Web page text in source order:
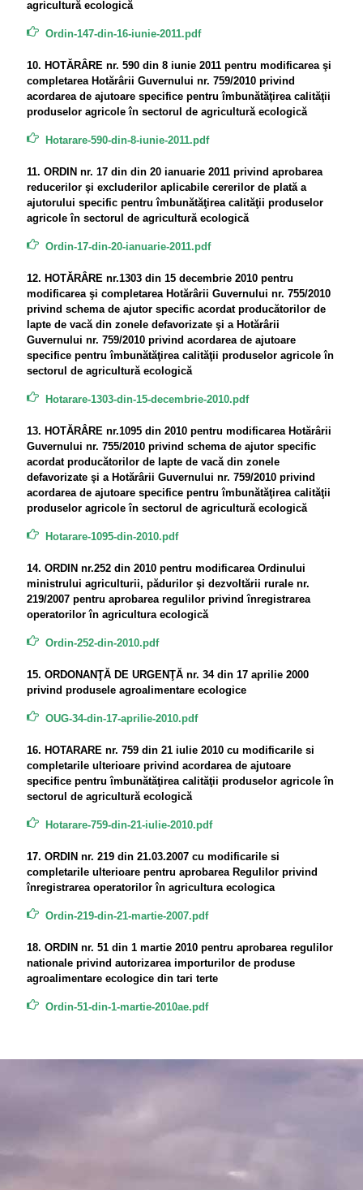
agricultură ecologică
Ordin-147-din-16-iunie-2011.pdf
10. HOTĂRÂRE nr. 590 din 8 iunie 2011 pentru modificarea şi
completarea Hotărârii Guvernului nr. 759/2010 privind
acordarea de ajutoare specifice pentru îmbunătăţirea calităţii
produselor agricole în sectorul de agricultură ecologică
Hotarare-590-din-8-iunie-2011.pdf
11. ORDIN nr. 17 din din 20 ianuarie 2011 privind aprobarea
reducerilor şi excluderilor aplicabile cererilor de plată a
ajutorului specific pentru îmbunătăţirea calităţii produselor
agricole în sectorul de agricultură ecologică
Ordin-17-din-20-ianuarie-2011.pdf
12. HOTĂRÂRE nr.1303 din 15 decembrie 2010 pentru
modificarea şi completarea Hotărârii Guvernului nr. 755/2010
privind schema de ajutor specific acordat producătorilor de
lapte de vacă din zonele defavorizate şi a Hotărârii
Guvernului nr. 759/2010 privind acordarea de ajutoare
specifice pentru îmbunătăţirea calităţii produselor agricole în
sectorul de agricultură ecologică
Hotarare-1303-din-15-decembrie-2010.pdf
13. HOTĂRÂRE nr.1095 din 2010 pentru modificarea Hotărârii
Guvernului nr. 755/2010 privind schema de ajutor specific
acordat producătorilor de lapte de vacă din zonele
defavorizate şi a Hotărârii Guvernului nr. 759/2010 privind
acordarea de ajutoare specifice pentru îmbunătăţirea calităţii
produselor agricole în sectorul de agricultură ecologică
Hotarare-1095-din-2010.pdf
14. ORDIN nr.252 din 2010 pentru modificarea Ordinului
ministrului agriculturii, pădurilor şi dezvoltării rurale nr.
219/2007 pentru aprobarea regulilor privind înregistrarea
operatorilor în agricultura ecologică
Ordin-252-din-2010.pdf
15. ORDONANŢĂ DE URGENŢĂ nr. 34 din 17 aprilie 2000
privind produsele agroalimentare ecologice
OUG-34-din-17-aprilie-2010.pdf
16. HOTARARE nr. 759 din 21 iulie 2010 cu modificarile si
completarile ulterioare privind acordarea de ajutoare
specifice pentru îmbunătăţirea calităţii produselor agricole în
sectorul de agricultură ecologică
Hotarare-759-din-21-iulie-2010.pdf
17. ORDIN nr. 219 din 21.03.2007 cu modificarile si
completarile ulterioare pentru aprobarea Regulilor privind
înregistrarea operatorilor în agricultura ecologica
Ordin-219-din-21-martie-2007.pdf
18. ORDIN nr. 51 din 1 martie 2010 pentru aprobarea regulilor
nationale privind autorizarea importurilor de produse
agroalimentare ecologice din tari terte
Ordin-51-din-1-martie-2010ae.pdf